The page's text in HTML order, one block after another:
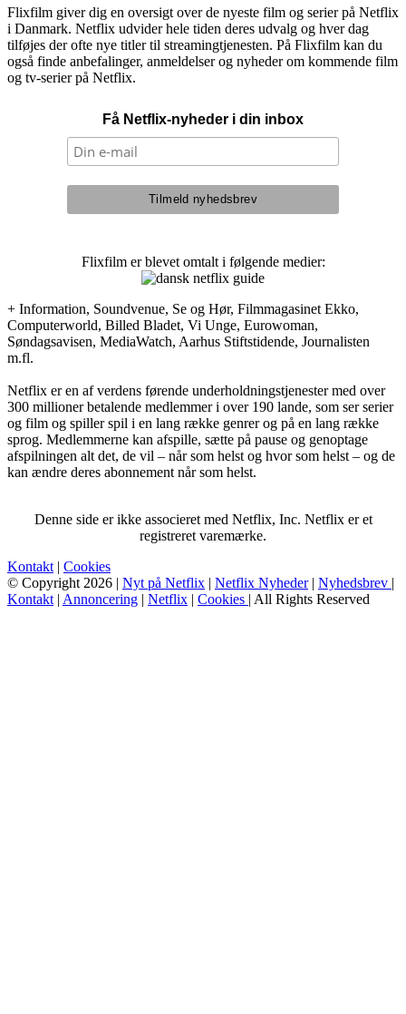
Flixfilm giver dig en oversigt over de nyeste film og serier på Netflix
i Danmark. Netflix udvider hele tiden deres udvalg og hver dag
tilføjes der ofte nye titler til streamingtjenesten. På Flixfilm kan du
også finde anbefalinger, anmeldelser og nyheder om kommende film
og tv-serier på Netflix.
Få Netflix-nyheder i din inbox
Flixfilm er blevet omtalt i følgende medier:
+ Information, Soundvenue, Se og Hør, Filmmagasinet Ekko,
Computerworld, Billed Bladet, Vi Unge, Eurowoman,
Søndagsavisen, MediaWatch, Aarhus Stiftstidende, Journalisten
m.fl.
Netflix er en af verdens førende underholdningstjenester med over
300 millioner betalende medlemmer i over 190 lande, som ser serier
og film og spiller spil i en lang række genrer og på en lang række
sprog. Medlemmerne kan afspille, sætte på pause og genoptage
afspilningen alt det, de vil – når som helst og hvor som helst – og de
kan ændre deres abonnement når som helst.
Denne side er ikke associeret med Netflix, Inc. Netflix er et
registreret varemærke.
Kontakt | Cookies
© Copyright 2026 | Nyt på Netflix | Netflix Nyheder| Nyhedsbrev |
Kontakt | Annoncering | Netflix | Cookies | All Rights Reserved